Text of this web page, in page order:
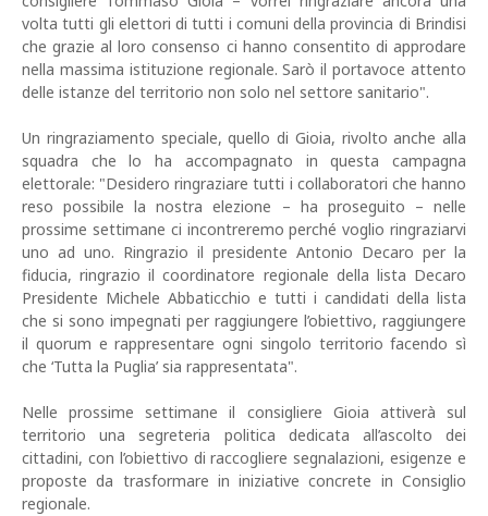
volta tutti gli elettori di tutti i comuni della provincia di Brindisi
che grazie al loro consenso ci hanno consentito di approdare
nella massima istituzione regionale. Sarò il portavoce attento
delle istanze del territorio non solo nel settore sanitario".
Un ringraziamento speciale, quello di Gioia, rivolto anche alla
squadra che lo ha accompagnato in questa campagna
elettorale: "Desidero ringraziare tutti i collaboratori che hanno
reso possibile la nostra elezione – ha proseguito – nelle
prossime settimane ci incontreremo perché voglio ringraziarvi
uno ad uno. Ringrazio il presidente Antonio Decaro per la
fiducia, ringrazio il coordinatore regionale della lista Decaro
Presidente Michele Abbaticchio e tutti i candidati della lista
che si sono impegnati per raggiungere l’obiettivo, raggiungere
il quorum e rappresentare ogni singolo territorio facendo sì
che ‘Tutta la Puglia’ sia rappresentata".
Nelle prossime settimane il consigliere Gioia attiverà sul
territorio una segreteria politica dedicata all’ascolto dei
cittadini, con l’obiettivo di raccogliere segnalazioni, esigenze e
proposte da trasformare in iniziative concrete in Consiglio
regionale.